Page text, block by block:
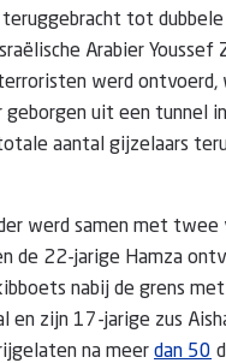
teruggebracht tot
Arabier Youssef
werd ontvoerd,
geborgen uit een tunnel in
aantal gijzelaars
werd samen met twee
de 22-jarige Hamza
nabij de grens met
en zijn 17-jarige zus
na meer dan 50